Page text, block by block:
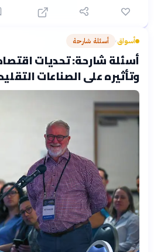
أسواق› أسئلة شارحة
أسئلة شارحة: تحديات
وتأثيره على الصناعات